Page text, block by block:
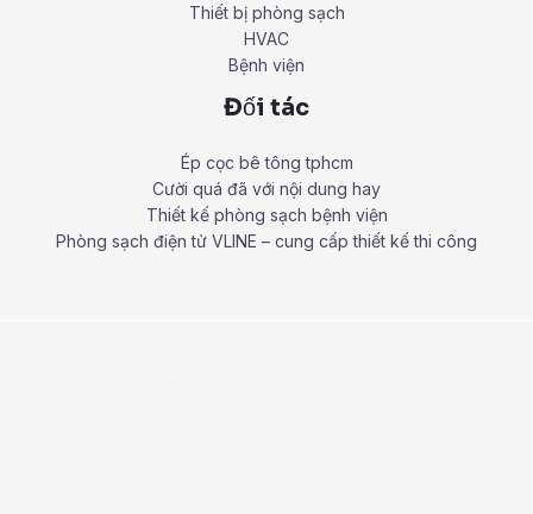
Thiết bị phòng sạch
HVAC
Bệnh viện
Đối tác
Ép cọc bê tông tphcm
Cười quá đã với nội dung hay
Thiết kế phòng sạch bệnh viện
Phòng sạch điện tử VLINE – cung cấp thiết kế thi công